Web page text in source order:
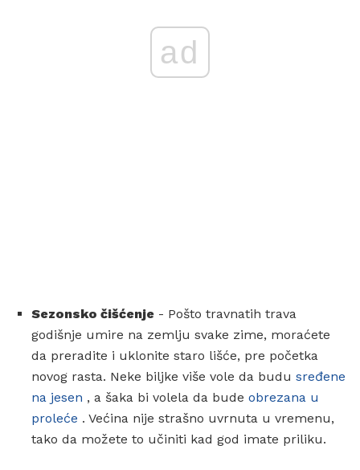
ad
Sezonsko čišćenje - Pošto travnatih trava
godišnje umire na zemlju svake zime, moraćete
da preradite i uklonite staro lišće, pre početka
novog rasta. Neke biljke više vole da budu sređene
na jesen , a šaka bi volela da bude obrezana u
proleće . Većina nije strašno uvrnuta u vremenu,
tako da možete to učiniti kad god imate priliku.